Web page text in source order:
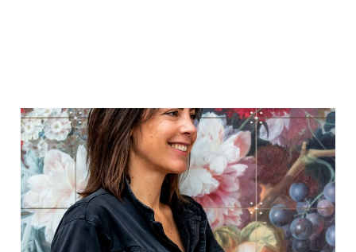
Over Kim Hopmans
15 feb. 2024 3 min leestijd